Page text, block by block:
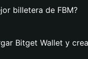
billetera de FBM?
Bitget Wallet y